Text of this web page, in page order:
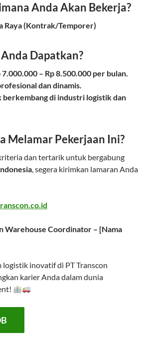
Anda Akan Bekerja?
Raya (Kontrak/Temporer)
Dapatkan?
– Rp 8.500.000 per bulan.
dan dinamis.
berkembang di industri logistik dan
Melamar Pekerjaan Ini?
dan tertarik untuk bergabung
, segera kirimkan lamaran Anda
Warehouse Coordinator – [Nama
logistik inovatif di PT Transcon
karier Anda dalam dunia